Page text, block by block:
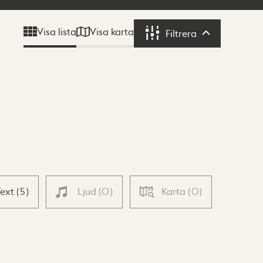
Visa lista Visa karta Filtrera Filtrera
(5) Ljud (0) Karta (0)